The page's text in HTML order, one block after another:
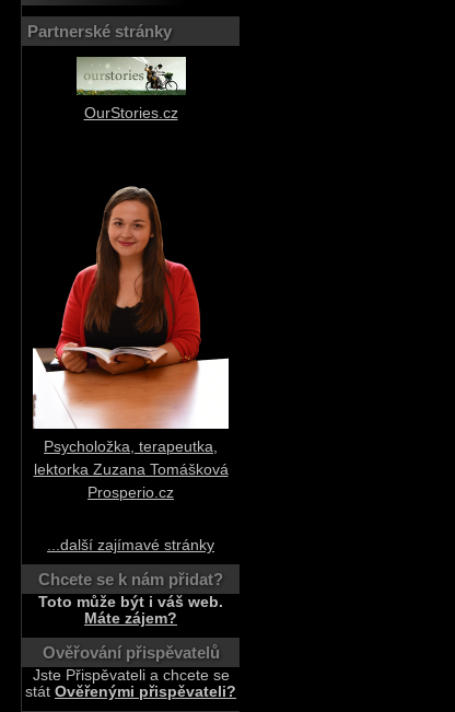
Partnerské stránky
OurStories.cz
Psycholožka, terapeutka,
lektorka Zuzana Tomášková
Prosperio.cz
...další zajímavé stránky
Chcete se k nám přidat?
Toto může být i váš web.
Máte zájem?
Ověřování přispěvatelů
Jste Přispěvateli a chcete se
stát Ověřenými přispěvateli?